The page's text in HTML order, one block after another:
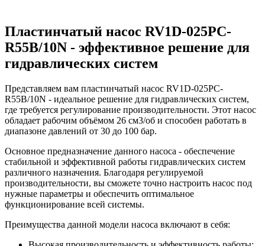
Пластинчатый насос RV1D-025PC-
R55B/10N - эффективное решение для
гидравлических систем
Представляем вам пластинчатый насос RV1D-025PC-
R55B/10N - идеальное решение для гидравлических систем,
где требуется регулирование производительности. Этот насос
обладает рабочим объёмом 26 см3/об и способен работать в
диапазоне давлений от 30 до 100 бар.
Основное предназначение данного насоса - обеспечение
стабильной и эффективной работы гидравлических систем
различного назначения. Благодаря регулируемой
производительности, вы сможете точно настроить насос под
нужные параметры и обеспечить оптимальное
функционирование всей системы.
Преимущества данной модели насоса включают в себя: